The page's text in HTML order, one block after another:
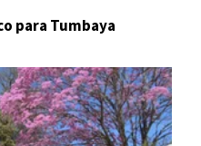
para Tumbaya